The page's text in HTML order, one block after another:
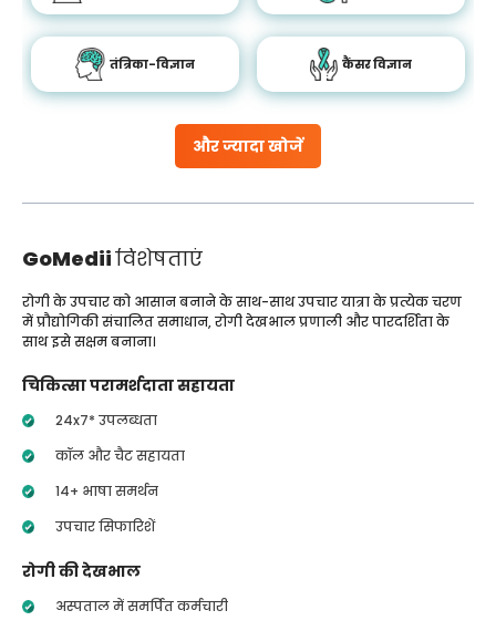
और ज्यादा खोजें
तंत्रिका-विज्ञान कैंसर विज्ञान
GoMediiविशेषताएं
रोगी के उपचार को आसान बनाने के साथ-साथ उपचार यात्रा के प्रत्येक चरण
में प्रौद्योगिकी संचालित समाधान, रोगी देखभाल प्रणाली और पारदर्शिता के
साथ इसे सक्षम बनाना।
चिकित्सा परामर्शदाता सहायता
24x7* उपलब्धता
कॉल और चैट सहायता
14+ भाषा समर्थन
उपचार सिफारिशें
रोगी की देखभाल
अस्पताल में समर्पित कर्मचारी